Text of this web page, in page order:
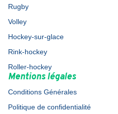
Rugby
Volley
Hockey-sur-glace
Rink-hockey
Roller-hockey
Mentions légales
Conditions Générales
Politique de confidentialité